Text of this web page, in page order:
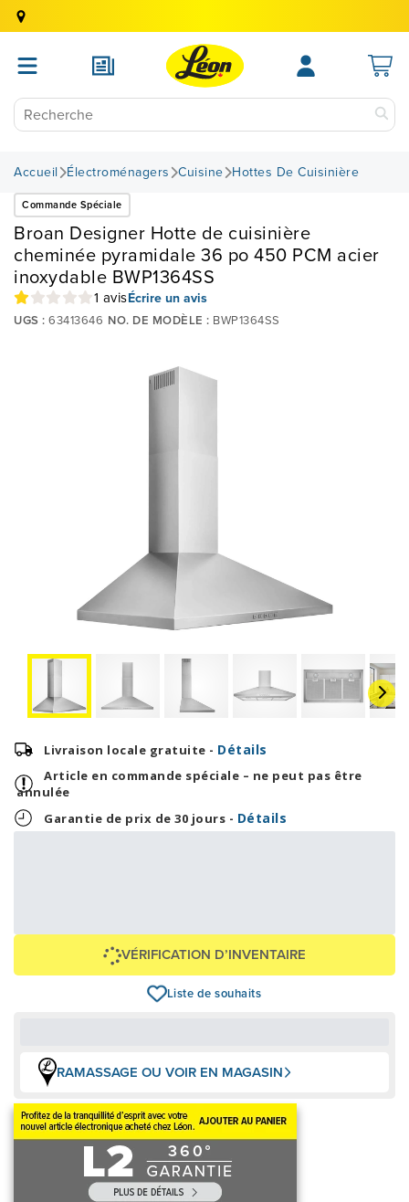
Accueil Électroménagers Cuisine Hottes De Cuisinière
Commande Spéciale
Broan Designer Hotte de cuisinière
cheminée pyramidale 36 po 450 PCM acier
inoxydable BWP1364SS
1 avisÉcrire un avis
UGS : 63413646 NO. DE MODÈLE : BWP1364SS
Livraison locale gratuite - Détails
Article en commande spéciale – ne peut pas être
annulée
Garantie de prix de 30 jours - Détails
VÉRIFICATION D’INVENTAIRE
Liste de souhaits
RAMASSAGE OU VOIR EN MAGASIN